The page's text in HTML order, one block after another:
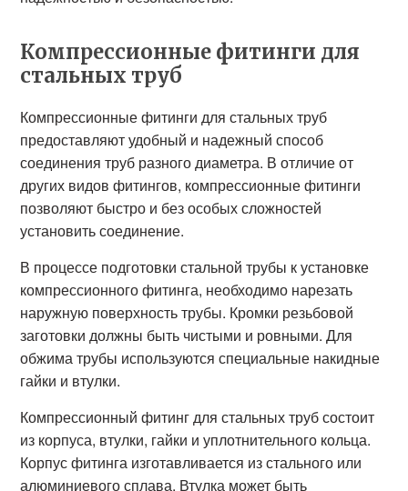
Компрессионные фитинги для
стальных труб
Компрессионные фитинги для стальных труб
предоставляют удобный и надежный способ
соединения труб разного диаметра. В отличие от
других видов фитингов, компрессионные фитинги
позволяют быстро и без особых сложностей
установить соединение.
В процессе подготовки стальной трубы к установке
компрессионного фитинга, необходимо нарезать
наружную поверхность трубы. Кромки резьбовой
заготовки должны быть чистыми и ровными. Для
обжима трубы используются специальные накидные
гайки и втулки.
Компрессионный фитинг для стальных труб состоит
из корпуса, втулки, гайки и уплотнительного кольца.
Корпус фитинга изготавливается из стального или
алюминиевого сплава. Втулка может быть